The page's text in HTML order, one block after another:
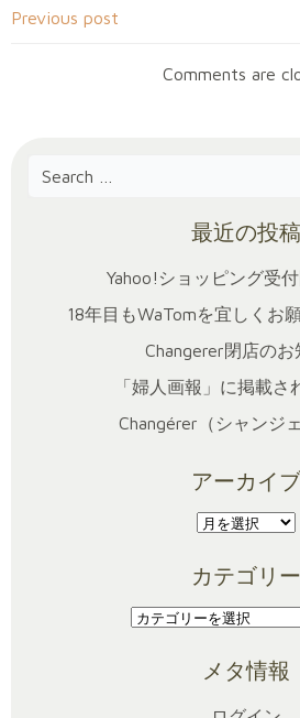
Post
navigation
Previous post
Comments are
Search
最近の投稿
Yahoo!ショッピング受付
18年目もWaTomを宜しくお
Changerer閉店のお
「婦人画報」に掲載さ
Changérer（シャンジ
アーカイブ
ア
カ
イ
ブ
カテゴリー
カ
メタ情報